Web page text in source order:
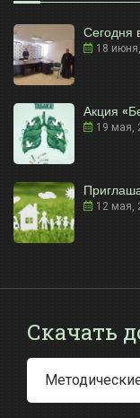
Сегодня
18
Акция
19 мая,
12 мая,
Скачать